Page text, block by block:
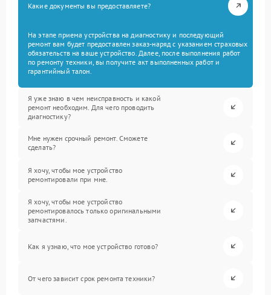
Какие документы вы предоставляете?
На этапе приема устройства на диагностику и последующий
ремонт вам будет предоставлен заказ-наряд с указанием страховых
обязательств на ваше устройство. Далее, после выполнения работ
по ремонту техники, вы получите акт выполненных работ и
гарантийный талон.
Я уже знаю в чем неисправность и какой
ремонт необходим. Для чего проводить
диагностику?
Мне нужен срочный ремонт. Сможете
сделать?
Я хочу, чтобы мое устройство
ремонтировали при мне.
Я хочу, чтобы мое устройство
ремонтировалось только оригинальными
запчастями.
Как я узнаю, что мое устройство готово?
От чего зависит срок ремонта техники?